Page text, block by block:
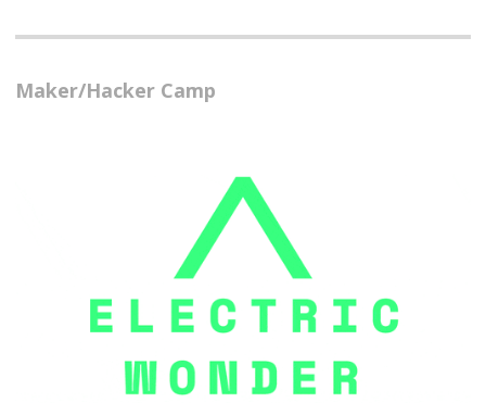
Maker/Hacker Camp